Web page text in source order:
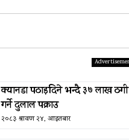
क्यानडा पठाइदिने भन्दै ३७ लाख ठगी
गर्ने दुलाल पक्राउ
२०८३ श्रावण २४, आइतबार